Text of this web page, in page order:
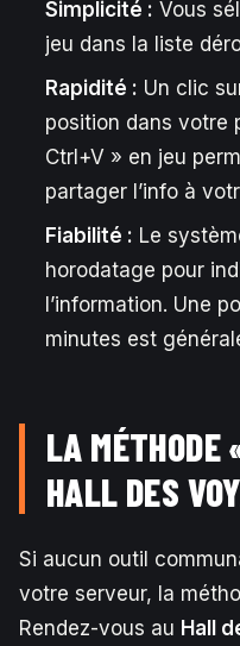
Simplicité : Vous
jeu dans la liste
Rapidité : Un clic
position dans votre
Ctrl+V » en jeu
partager l’info à
Fiabilité : Le
horodatage pour
l’information. Une
minutes est
LA MÉTHODE
HALL DES
Si aucun outil
votre serveur, la
Rendez-vous au Hall